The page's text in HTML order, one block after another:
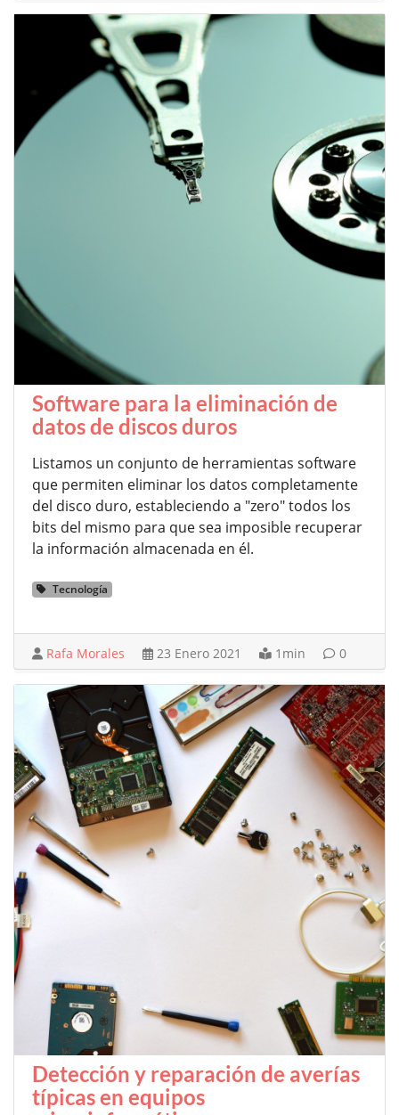
Software para la eliminación de
datos de discos duros
Listamos un conjunto de herramientas software
que permiten eliminar los datos completamente
del disco duro, estableciendo a "zero" todos los
bits del mismo para que sea imposible recuperar
la información almacenada en él.
Tecnología
Rafa Morales 23 Enero 2021 1min 0
Detección y reparación de averías
típicas en equipos